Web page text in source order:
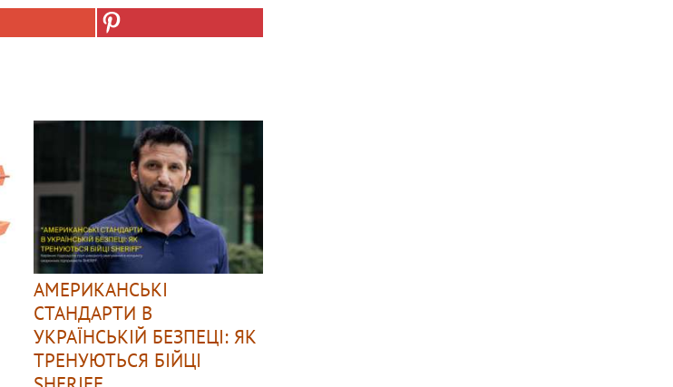
АМЕРИКАНСЬКІ
СТАНДАРТИ В
УКРАЇНСЬКІЙ БЕЗПЕЦІ: ЯК
ТРЕНУЮТЬСЯ БІЙЦІ